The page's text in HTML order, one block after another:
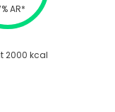
AR*
2000 kcal